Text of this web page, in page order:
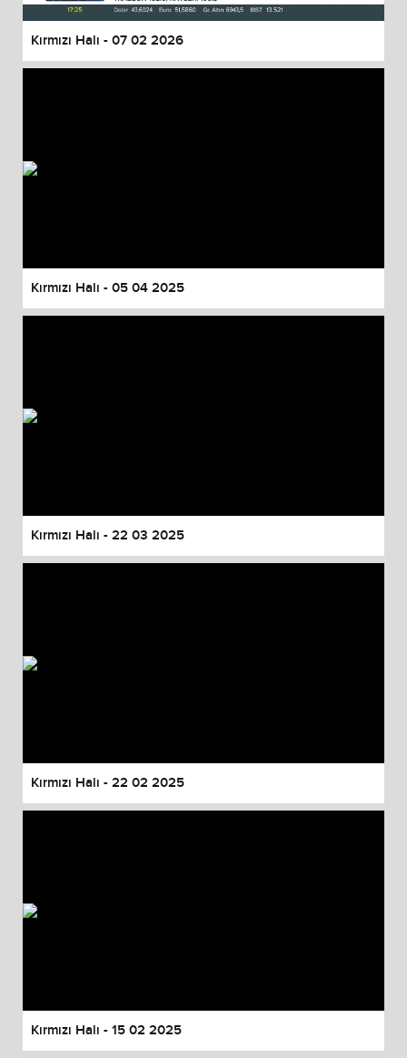
Kırmızı Halı - 07 02 2026
Kırmızı Halı - 05 04 2025
Kırmızı Halı - 22 03 2025
Kırmızı Halı - 22 02 2025
Kırmızı Halı - 15 02 2025